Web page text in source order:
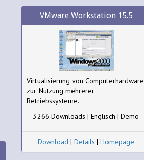
VMware Workstation 15.5
Virtualisierung von Computerhardware
zur Nutzung mehrerer
Betriebssysteme.
3266 Downloads | Englisch | Demo
Download | Details | Homepage